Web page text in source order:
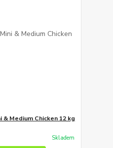
Medium Chicken 12 kg
Skladem